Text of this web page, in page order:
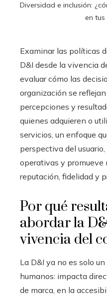
Diversidad e inclusión:
en tus
Examinar las políticas
D&I desde la vivencia
evaluar cómo las
organización se
percepciones y
quienes adquieren o
servicios, un enfoque
perspectiva del
operativas y promueve
reputación, fidelidad y
Por qué
abordar la
vivencia del
La D&I ya no es solo
humanos: impacta
de marca, en la